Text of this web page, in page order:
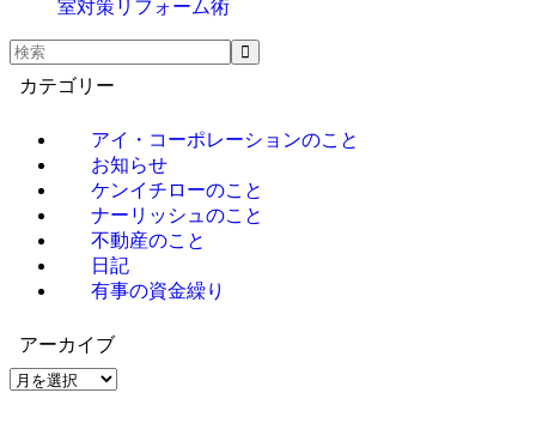
室対策リフォーム術
カテゴリー
アイ・コーポレーションのこと
お知らせ
ケンイチローのこと
ナーリッシュのこと
不動産のこと
日記
有事の資金繰り
アーカイブ
ア